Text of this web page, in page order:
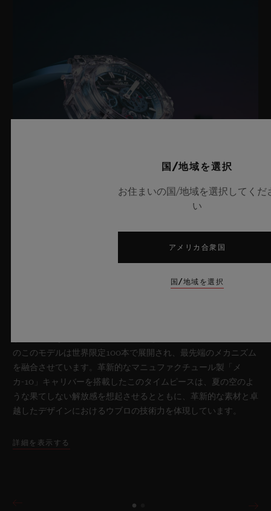
ビッグ・バン サファイア スカイブルー
のこのモデルは世界限定100本で展開され、最先端のメカニズム
を融合させています。革新的なマニュファクチュール製「メ
カ-10」キャリバーを搭載したこのタイムピースは、夏の空のよ
うな果てしない解放感を想起させるとともに、革新的な素材と卓
越したデザインにおけるウブロの技術力を体現しています。
詳細を表示する
国/地域を選択
お住まいの国/地域を選択してくだ
い
アメリカ合衆国
国/地域を選択